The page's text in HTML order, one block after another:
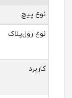
نوع پیچ
نوع رول‌پلاک
کاربرد